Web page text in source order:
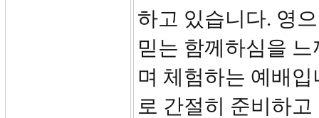
하고 있습니다. 영
믿는 함께하심을
며 체험하는 예배
로 간절히 준비하